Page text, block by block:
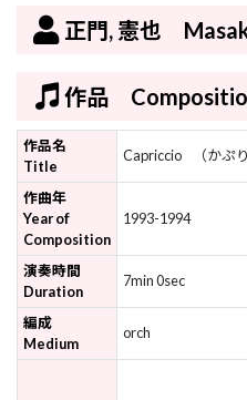
正門, 憲也
作品
作品名
Title
Capriccio （かぷ
作曲年
Year of
Composition
1993-1994
演奏時間
Duration
7min 0sec
編成
Medium
orch